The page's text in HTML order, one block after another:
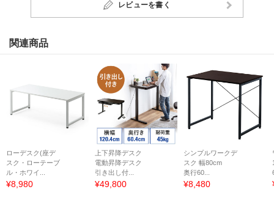
レビューを書く
関連商品
ローデスク(座デ
スク・ローテーブ
ル・ホワイ...
¥8,980
上下昇降デスク
電動昇降デスク
引き出し付...
¥49,800
シンプルワークデ
スク 幅80cm
奥行60...
¥8,480